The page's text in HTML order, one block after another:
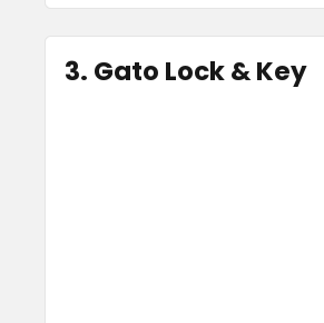
3. Gato Lock & Key